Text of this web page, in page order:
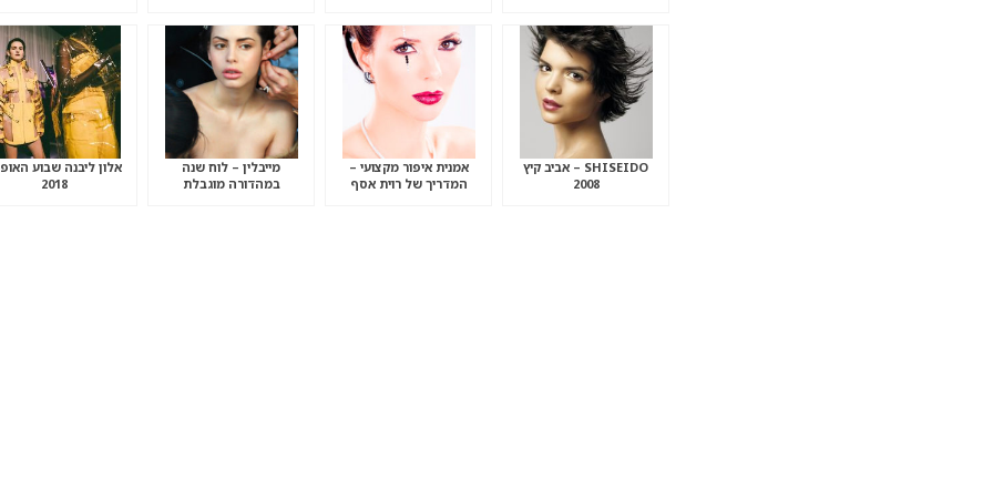
SHISEIDO – אביב קיץ
2008
אמנית איפור מקצועי –
המדריך של רוית אסף
מייבלין – לוח שנה
במהדורה מוגבלת
אלון ליבנה שבוע
2018